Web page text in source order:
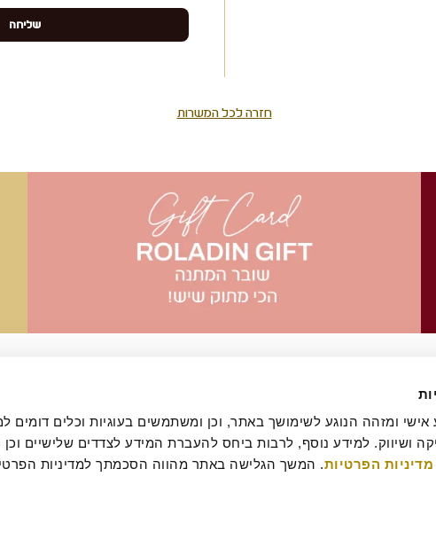
מדיניות הפרטיות
חזרה לכל המשרות
עסקה מדיניות ביטולים וסדנאות שאלות ותשובות
דרושים